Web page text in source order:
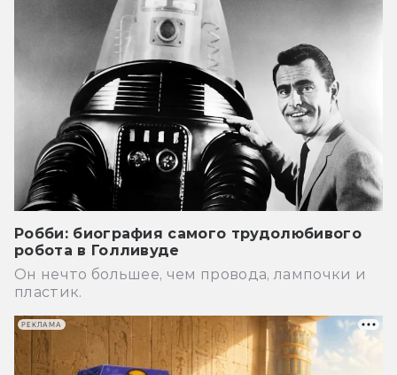
Робби: биография самого трудолюбивого
робота в Голливуде
Он нечто большее, чем провода, лампочки и
пластик.
РЕКЛАМА